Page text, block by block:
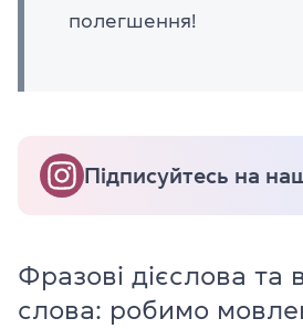
полегшення!
Підписуйтесь на
Фразові дієслова та
слова: робимо